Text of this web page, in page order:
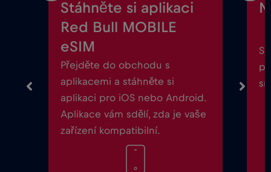
Stáhněte si aplikaci
Red Bull MOBILE
eSIM
Přejděte do obchodu s
aplikacemi a stáhněte si
aplikaci pro iOS nebo Android.
Aplikace vám sdělí, zda je vaše
zařízení kompatibilní.